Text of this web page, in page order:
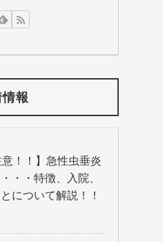
報
意！！】急性虫垂炎
・・特徴、入院、
について解説！！